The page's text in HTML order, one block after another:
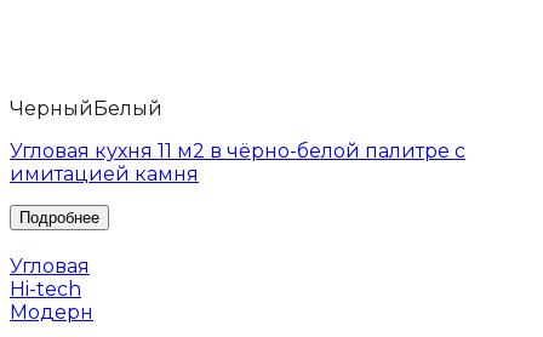
ЧерныйБелый
Угловая кухня 11 м2 в чёрно-белой палитре с
имитацией камня
Угловая
Hi-tech
Модерн